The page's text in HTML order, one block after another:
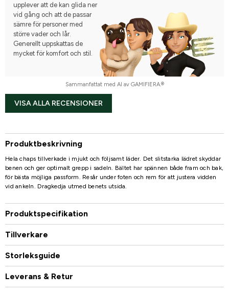
upplever att de kan glida ner
vid gång och att de passar
sämre för personer med
större vader och lår.
Generellt uppskattas de
mycket för komfort och stil.
Sammanfattat med AI av GAMIFIERA.®
VISA ALLA RECENSIONER
Produktbeskrivning
Hela chaps tillverkade i mjukt och följsamt läder. Det slitstarka lädret skyddar
benen och ger optimalt grepp i sadeln. Bältet har spännen både fram och bak,
för bästa möjliga passform. Resår under foten och rem för att justera vidden
vid ankeln. Dragkedja utmed benets utsida.
Produktspecifikation
Tillverkare
Storleksguide
Leverans & Retur